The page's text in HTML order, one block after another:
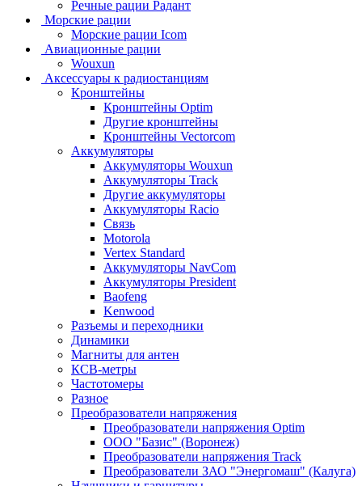
Речные рации Радант
Морские рации
Морские рации Icom
Авиационные рации
Wouxun
Аксессуары к радиостанциям
Кронштейны
Кронштейны Optim
Другие кронштейны
Кронштейны Vectorcom
Аккумуляторы
Аккумуляторы Wouxun
Аккумуляторы Track
Другие аккумуляторы
Аккумуляторы Racio
Связь
Motorola
Vertex Standard
Аккумуляторы NavCom
Аккумуляторы President
Baofeng
Kenwood
Разъемы и переходники
Динамики
Магниты для антен
КСВ-метры
Частотомеры
Разное
Преобразователи напряжения
Преобразователи напряжения Optim
ООО "Базис" (Воронеж)
Преобразователи напряжения Track
Преобразователи ЗАО "Энергомаш" (Калуга)